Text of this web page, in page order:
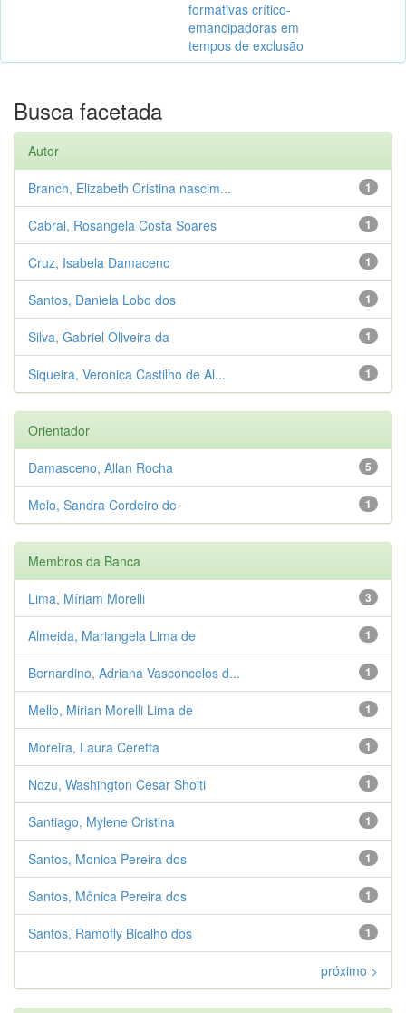
formativas crítico-
emancipadoras em
tempos de exclusão
Busca facetada
Autor
1
Branch, Elizabeth Cristina nascim...
1
Cabral, Rosangela Costa Soares
1
Cruz, Isabela Damaceno
1
Santos, Daniela Lobo dos
1
Silva, Gabriel Oliveira da
1
Siqueira, Veronica Castilho de Al...
Orientador
5
Damasceno, Allan Rocha
1
Melo, Sandra Cordeiro de
Membros da Banca
3
Lima, Míriam Morelli
1
Almeida, Mariangela Lima de
1
Bernardino, Adriana Vasconcelos d...
1
Mello, Mirian Morelli Lima de
1
Moreira, Laura Ceretta
1
Nozu, Washington Cesar Shoiti
1
Santiago, Mylene Cristina
1
Santos, Monica Pereira dos
1
Santos, Mônica Pereira dos
1
Santos, Ramofly Bicalho dos
próximo >